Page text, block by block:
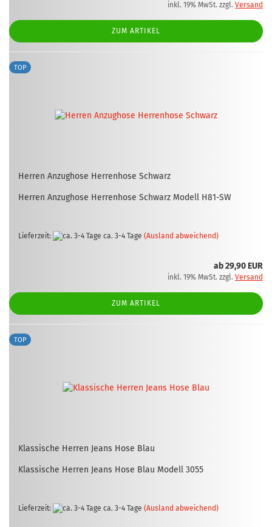
inkl. 19% MwSt. zzgl. Versand
ZUM ARTIKEL
TOP
Her­ren An­zug­ho­se Her­ren­ho­se Schwarz
Her­ren An­zug­ho­se Her­ren­ho­se Schwarz Mo­dell H81-​SW
Lieferzeit: ca. 3-4 Tage (Ausland abweichend)
ab 29,90 EUR
inkl. 19% MwSt. zzgl. Versand
ZUM ARTIKEL
TOP
Klas­si­sche Her­ren Jeans Hose Blau
Klas­si­sche Her­ren Jeans Hose Blau Mo­dell 3055
Lieferzeit: ca. 3-4 Tage (Ausland abweichend)